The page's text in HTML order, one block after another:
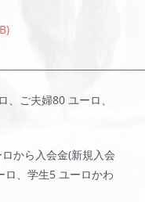
ご夫婦80 ユーロ、
から入会金(新規入会
ロ、学生5 ユーロかわ